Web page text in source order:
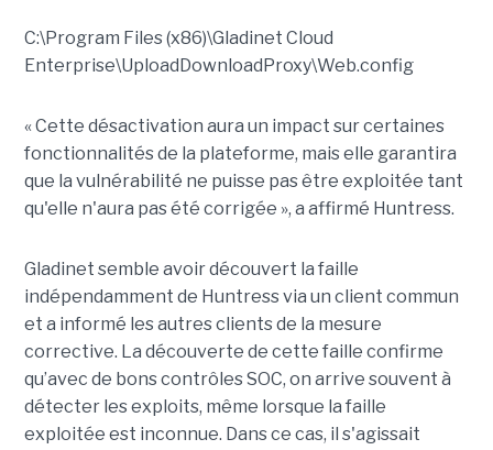
C:\Program Files (x86)\Gladinet Cloud
Enterprise\UploadDownloadProxy\Web.config
« Cette désactivation aura un impact sur certaines
fonctionnalités de la plateforme, mais elle garantira
que la vulnérabilité ne puisse pas être exploitée tant
qu'elle n'aura pas été corrigée », a affirmé Huntress.
Gladinet semble avoir découvert la faille
indépendamment de Huntress via un client commun
et a informé les autres clients de la mesure
corrective. La découverte de cette faille confirme
qu’avec de bons contrôles SOC, on arrive souvent à
détecter les exploits, même lorsque la faille
exploitée est inconnue. Dans ce cas, il s'agissait